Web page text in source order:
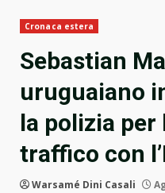
Cronaca estera
Sebastian
uruguaiano
la polizia per
traffico con
Warsamé Dini Casali